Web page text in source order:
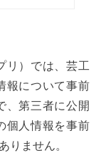
リ）では、芸工
報について事前
、第三者に公開
個人情報を事前
りません。